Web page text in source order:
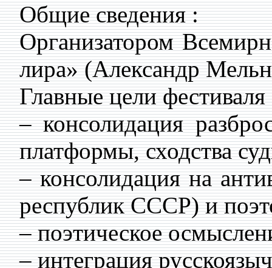
Общие сведения :
Организатором
лира» (Александр
Главные цели фестиваля
– консолидация
платформы, сходства
– консолидация на
республик СССР) и
– поэтическое
– интеграция